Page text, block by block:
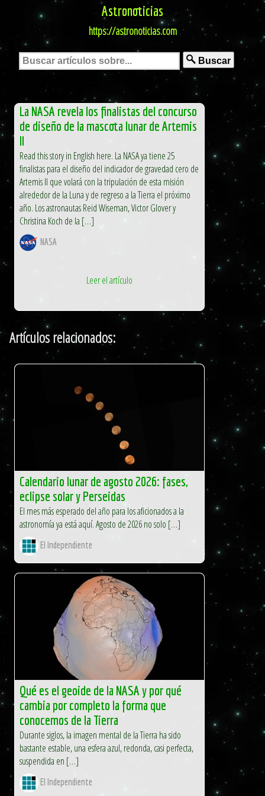
Astronoticias
https://astronoticias.com
Buscar
La NASA revela los finalistas del concurso
de diseño de la mascota lunar de Artemis
II
Read this story in English here. La NASA ya tiene 25
finalistas para el diseño del indicador de gravedad cero de
Artemis II que volará con la tripulación de esta misión
alrededor de la Luna y de regreso a la Tierra el próximo
año. Los astronautas Reid Wiseman, Victor Glover y
Christina Koch de la […]
NASA
Leer el artículo
Artículos relacionados:
Calendario lunar de agosto 2026: fases,
eclipse solar y Perseidas
El mes más esperado del año para los aficionados a la
astronomía ya está aquí. Agosto de 2026 no solo […]
El Independiente
Qué es el geoide de la NASA y por qué
cambia por completo la forma que
conocemos de la Tierra
Durante siglos, la imagen mental de la Tierra ha sido
bastante estable, una esfera azul, redonda, casi perfecta,
suspendida en […]
El Independiente